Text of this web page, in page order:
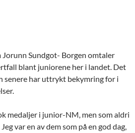
Jorunn Sundgot- Borgen omtaler
blant juniorene her i landet. Det
senere har uttrykt bekymring for i
medaljer i junior-NM, men som aldri
var en av dem som på en god dag,